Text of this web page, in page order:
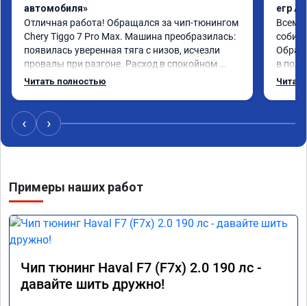
автомобиля»
Отличная работа! Обращался за чип-тюнингом
Chery Tiggo 7 Pro Max. Машина преобразилась:
появилась уверенная тяга с низов, исчезли
провалы при разгоне. Расход в спокойном
режиме даже немного снизился. Все сделали
Читать полностью
егр
Всем
в
‹ ›
Примеры наших работ
Чип тюнинг Haval F7 (F7x) 2.0 190 лс -
давайте шить дружно!